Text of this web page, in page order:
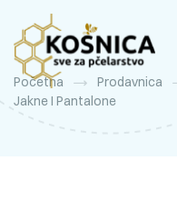
Početna Prodavnica
Jakne I Pantalone